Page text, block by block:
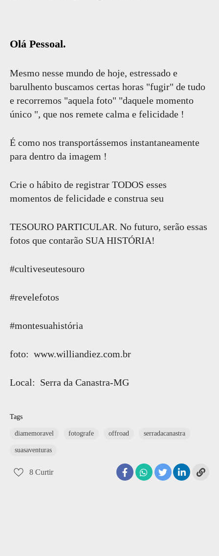
Olá Pessoal.
Mesmo nesse mundo de hoje, estressado e
barulhento buscamos certas horas "fugir" de tudo
e recorremos "aquela foto" "daquele momento
único ", que nos remete calma e felicidade !
É como nos transportássemos instantaneamente
para dentro da imagem !
Crie o hábito de registrar TODOS esses
momentos de felicidade e construa seu
TESOURO PARTICULAR. No futuro, serão essas
fotos que contarão SUA HISTÓRIA!
#cultiveseutesouro
#revelefotos
#montesuahistória
foto: www.williandiez.com.br
Local: Serra da Canastra-MG
Tags
diamemoravel fotografe offroad serradacanastra
suasaventuras
8 Curtir